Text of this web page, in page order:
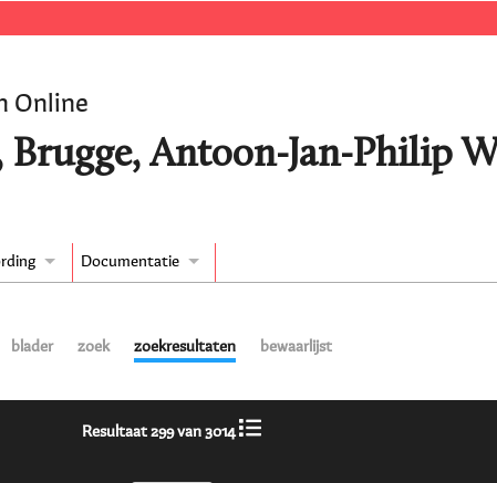
Online
Brugge, Antoon-Jan-Philip
Documentatie
blader zoek zoekresultaten bewaarlijst
Resultaat 299 van 3014